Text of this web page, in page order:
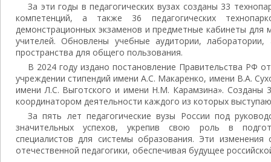
За эти годы в педагогических вузах созданы 33
компетенций, а также 36 педагогических
демонстрационных экзаменов и предметные кабинеты для
учителей. Обновлены учебные аудитории,
пространства для общего пользования.
В 2024 году издано постановление Правительства РФ
учреждении стипендий имени А.С. Макаренко, имени В.А.
имени Л.С. Выготского и имени Н.М. Карамзина». Созданы
координатором деятельности каждого из которых
За пять лет педагогические вузы России под
значительных успехов, укрепив свою роль в
специалистов для системы образования. Эти
отечественной педагогики, обеспечивая будущее